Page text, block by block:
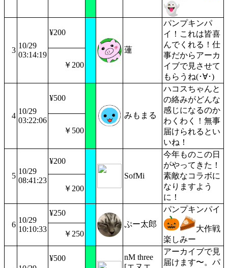
3
10/29
03:14:19
¥200
蓮
パンプキンパ
イ！これは皆喜
んでくれる！仕
事だからアーカ
イブで見させて
もらうね(･∀･)
￥200
4
10/29
03:22:06
¥500
みもまる
ハコスちゃんと
の絡みがどんな
感じになるのか
わくわく！無事
届けられるとい
いね！
￥500
5
10/29
08:41:23
¥200
SofMi
今年ものこの日
がやってきた！
素敵なコラボに
なりますよう
に！
￥200
6
10/29
10:10:33
¥250
ぷー太郎
パンプキンパイ
大作戦
楽しみー
￥250
¥500
nM three
アーカイブで見
届けます〜。パ